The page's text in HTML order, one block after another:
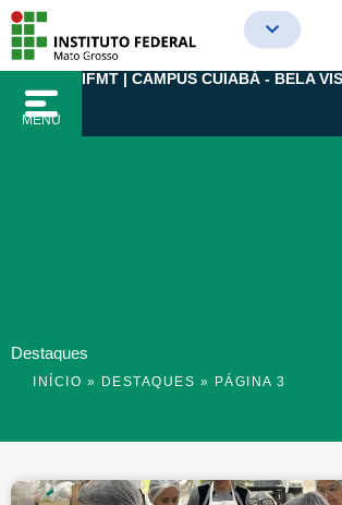
para
conteúdo
MENU
IFMT | CAMPUS CUIABÁ - BELA
Destaques
INÍCIO » DESTAQUES » PÁGINA 3
PagePagePagePagePage